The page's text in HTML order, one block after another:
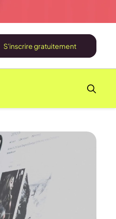
S'inscrire gratuitement